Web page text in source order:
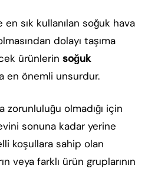
en sık kullanılan soğuk hava
dolayı taşıma
ürünlerin soğuk
en önemli unsurdur.
olmadığı için
sonuna kadar yerine
koşullara sahip olan
veya farklı ürün gruplarının